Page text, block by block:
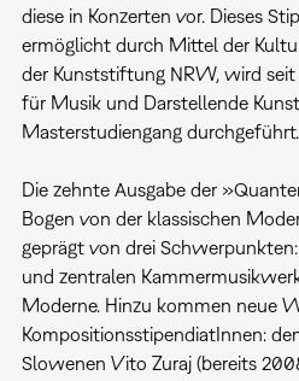
diese in Konzerten vor. Dieses
ermöglicht durch Mittel der
der Kunststiftung NRW, wird
für Musik und Darstellende
Masterstudiengang durchgeführt.
Die zehnte Ausgabe der
Bogen von der klassischen
geprägt von drei
und zentralen
Moderne. Hinzu kommen neue
KompositionsstipendiatInnen:
Slowenen Vito Zuraj (bereits